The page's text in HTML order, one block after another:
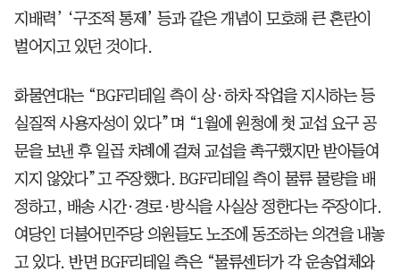
지배력’ ‘구조적 통제’ 등과 같은 개념이 모호해 큰 혼란이
벌어지고 있던 것이다.
화물연대는 “BGF리테일 측이 상·하차 작업을 지시하는 등
실질적 사용자성이 있다”며 “1월에 원청에 첫 교섭 요구 공
문을 보낸 후 일곱 차례에 걸쳐 교섭을 촉구했지만 받아들여
지지 않았다”고 주장했다. BGF리테일 측이 물류 물량을 배
정하고, 배송 시간·경로·방식을 사실상 정한다는 주장이다.
여당인 더불어민주당 의원들도 노조에 동조하는 의견을 내놓
고 있다. 반면 BGF리테일 측은 “물류센터가 각 운송업체와